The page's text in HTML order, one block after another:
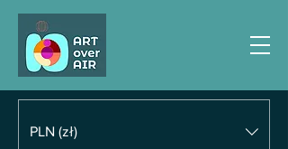
PLN (zł)